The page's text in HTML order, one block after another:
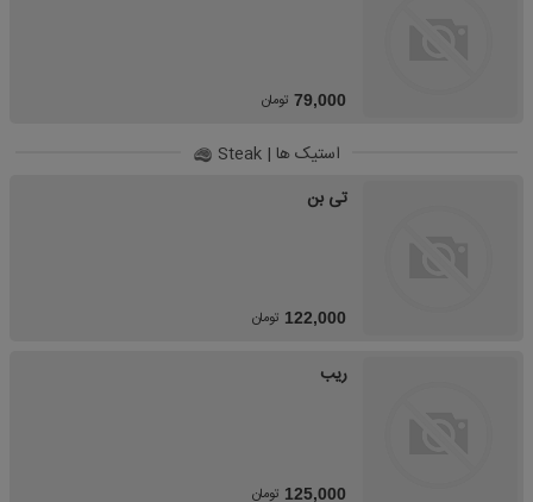
79,000 تومان
استیک ها | Steak
تی بن
122,000 تومان
ریب
125,000 تومان